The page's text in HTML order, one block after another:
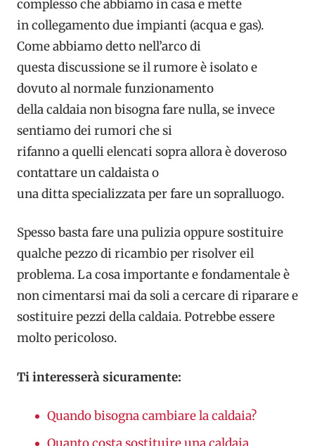
complesso che abbiamo in casa e mette
in collegamento due impianti (acqua e gas).
Come abbiamo detto nell’arco di
questa discussione se il rumore è isolato e
dovuto al normale funzionamento
della caldaia non bisogna fare nulla, se invece
sentiamo dei rumori che si
rifanno a quelli elencati sopra allora è doveroso
contattare un caldaista o
una ditta specializzata per fare un sopralluogo.
Spesso basta fare una pulizia oppure sostituire
qualche pezzo di ricambio per risolver eil
problema. La cosa importante e fondamentale è
non cimentarsi mai da soli a cercare di riparare e
sostituire pezzi della caldaia. Potrebbe essere
molto pericoloso.
Ti interesserà sicuramente:
Quando bisogna cambiare la caldaia?